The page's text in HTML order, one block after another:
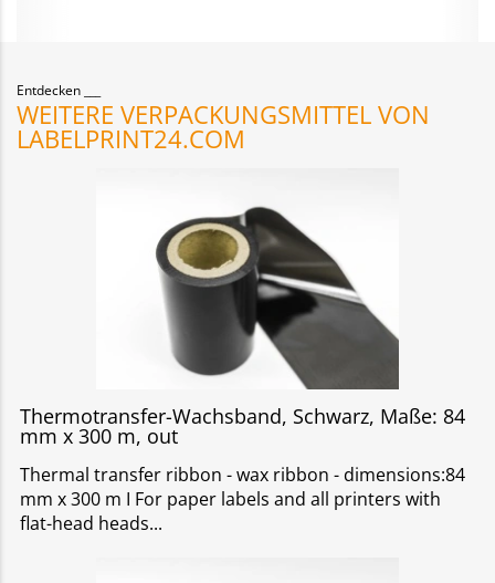
Entdecken
WEITERE VERPACKUNGSMITTEL VON
LABELPRINT24.COM
Thermotransfer-Wachsband, Schwarz, Maße: 84
mm x 300 m, out
Thermal transfer ribbon - wax ribbon - dimensions:84
mm x 300 m I For paper labels and all printers with
flat-head heads